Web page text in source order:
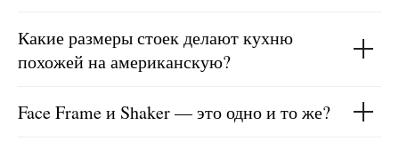
Какие размеры стоек делают кухню
похожей на американскую?
Face Frame и Shaker — это одно и то же?